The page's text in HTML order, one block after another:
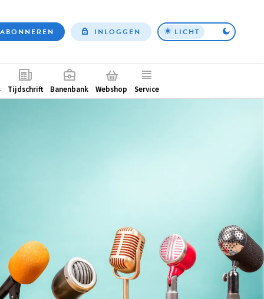
Top
ABONNEREN INLOGGEN LICHT
Tijdschrift Banenbank Webshop Service